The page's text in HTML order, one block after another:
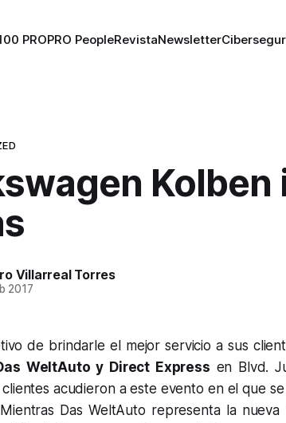
PROPRO PeopleRevistaNewsletter
Kolben
Villarreal Torres
2017
de brindarle el mejor servicio a sus
WeltAuto y Direct Express en Blvd.
acudieron a este evento en el que
Das WeltAuto representa la